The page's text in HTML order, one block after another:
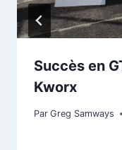
Succès en
Kworx
Par Greg Samways